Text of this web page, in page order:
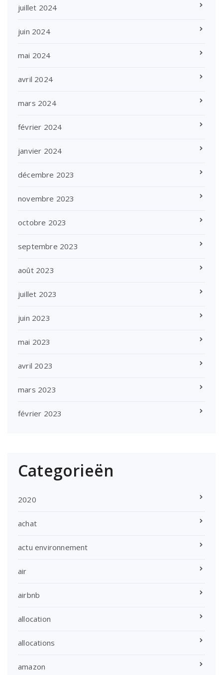
juillet 2024
juin 2024
mai 2024
avril 2024
mars 2024
février 2024
janvier 2024
décembre 2023
novembre 2023
octobre 2023
septembre 2023
août 2023
juillet 2023
juin 2023
mai 2023
avril 2023
mars 2023
février 2023
Categorieën
2020
achat
actu environnement
air
airbnb
allocation
allocations
amazon